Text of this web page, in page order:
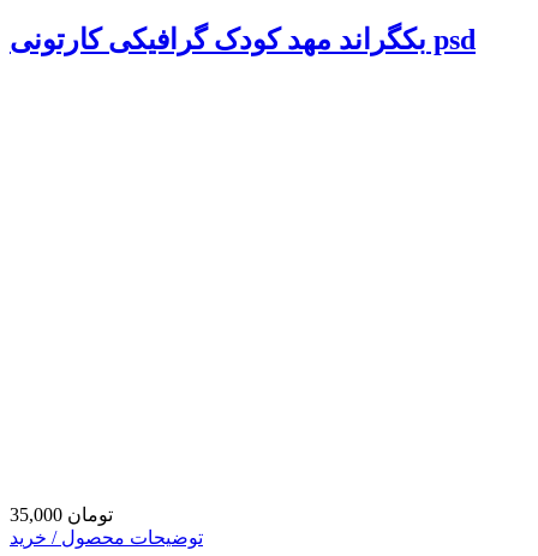
بکگراند مهد کودک گرافیکی کارتونی psd
35,000 تومان
توضیحات محصول / خرید